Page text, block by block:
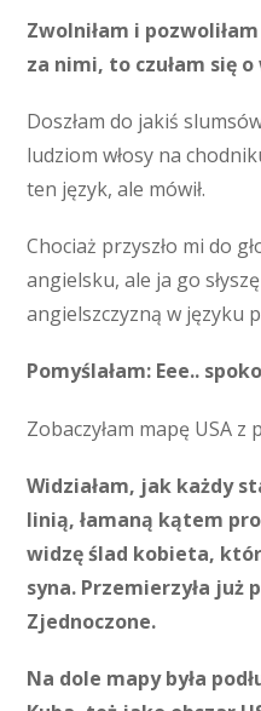
Zwolniłam i
za nimi, to czułam się
Doszłam do jakiś
ludziom włosy na
ten język, ale mówił.
Chociaż przyszło mi do
angielsku, ale ja go
angielszczyzną w języku
Pomyślałam: Eee..
Zobaczyłam mapę USA z
Widziałam, jak każdy
linią, łamaną kątem
widzę ślad kobieta,
syna. Przemierzyła już
Zjednoczone.
Na dole mapy była